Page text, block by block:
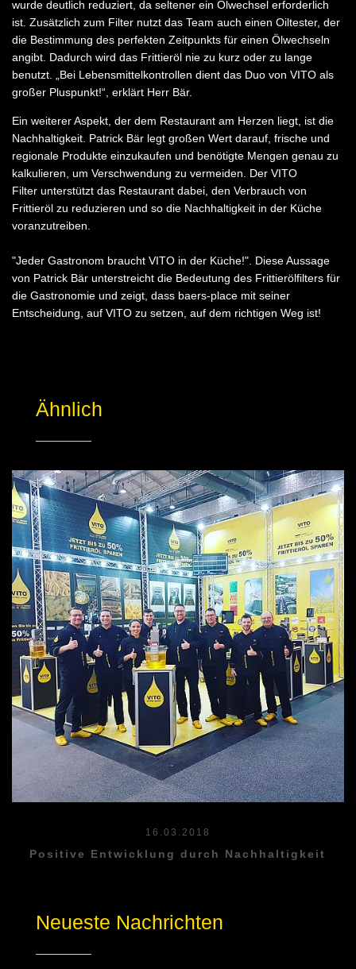
wurde deutlich reduziert, da seltener ein Ölwechsel erforderlich
ist. Zusätzlich zum Filter nutzt das Team auch einen Oiltester, der
die Bestimmung des perfekten Zeitpunkts für einen Ölwechseln
angibt. Dadurch wird das Frittieröl nie zu kurz oder zu lange
benutzt. „Bei Lebensmittelkontrollen dient das Duo von VITO als
großer Pluspunkt!“, erklärt Herr Bär.
Ein weiterer Aspekt, der dem Restaurant am Herzen liegt, ist die
Nachhaltigkeit. Patrick Bär legt großen Wert darauf, frische und
regionale Produkte einzukaufen und benötigte Mengen genau zu
kalkulieren, um Verschwendung zu vermeiden. Der VITO
Filter unterstützt das Restaurant dabei, den Verbrauch von
Frittieröl zu reduzieren und so die Nachhaltigkeit in der Küche
voranzutreiben.
"Jeder Gastronom braucht VITO in der Küche!". Diese Aussage
von Patrick Bär unterstreicht die Bedeutung des Frittierölfilters für
die Gastronomie und zeigt, dass baers-place mit seiner
Entscheidung, auf VITO zu setzen, auf dem richtigen Weg ist!
Ähnlich
16.03.2018
Positive Entwicklung durch Nachhaltigkeit
Neueste Nachrichten